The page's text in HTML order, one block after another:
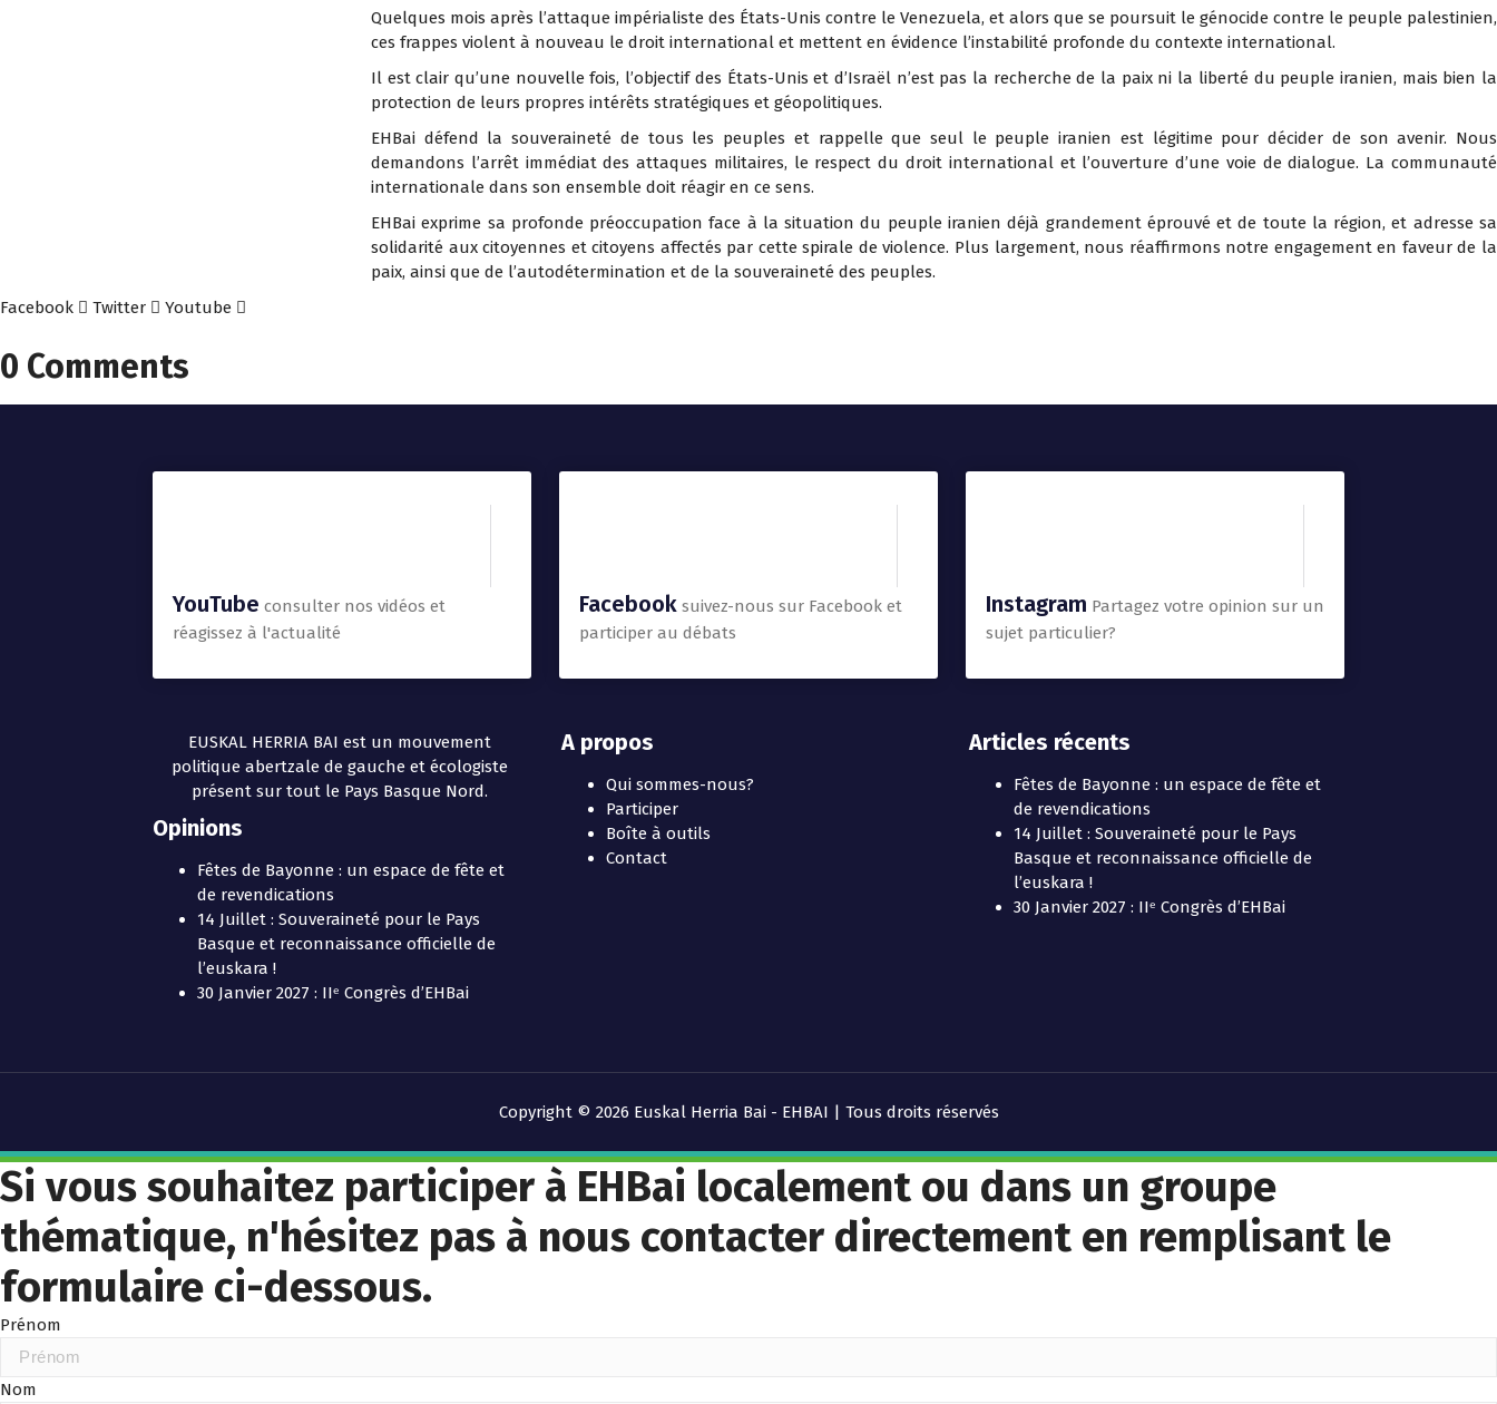
Quelques mois après l’attaque impérialiste des États-Unis contre le Venezuela, et alors que se poursuit le génocide contre le peuple palestinien,
ces frappes violent à nouveau le droit international et mettent en évidence l’instabilité profonde du contexte international.
Il est clair qu’une nouvelle fois, l’objectif des États-Unis et d’Israël n’est pas la recherche de la paix ni la liberté du peuple iranien, mais bien la
protection de leurs propres intérêts stratégiques et géopolitiques.
EHBai défend la souveraineté de tous les peuples et rappelle que seul le peuple iranien est légitime pour décider de son avenir. Nous
demandons l’arrêt immédiat des attaques militaires, le respect du droit international et l’ouverture d’une voie de dialogue. La communauté
internationale dans son ensemble doit réagir en ce sens.
EHBai exprime sa profonde préoccupation face à la situation du peuple iranien déjà grandement éprouvé et de toute la région, et adresse sa
solidarité aux citoyennes et citoyens affectés par cette spirale de violence. Plus largement, nous réaffirmons notre engagement en faveur de la
paix, ainsi que de l’autodétermination et de la souveraineté des peuples.
Facebook
Twitter Youtube
0 Comments
YouTube consulter nos vidéos et
réagissez à l'actualité
Facebook suivez-nous sur Facebook et
participer au débats
Instagram Partagez votre opinion sur un
sujet particulier?
EUSKAL HERRIA BAI est un mouvement
politique abertzale de gauche et écologiste
présent sur tout le Pays Basque Nord.
Opinions
Fêtes de Bayonne : un espace de fête et
de revendications
14 Juillet : Souveraineté pour le Pays
Basque et reconnaissance officielle de
l’euskara !
30 Janvier 2027 : IIᵉ Congrès d’EHBai
A propos
Qui sommes-nous?
Participer
Boîte à outils
Contact
Articles récents
Fêtes de Bayonne : un espace de fête et
de revendications
14 Juillet : Souveraineté pour le Pays
Basque et reconnaissance officielle de
l’euskara !
30 Janvier 2027 : IIᵉ Congrès d’EHBai
Copyright © 2026 Euskal Herria Bai - EHBAI | Tous droits réservés
Si vous souhaitez participer à EHBai localement ou dans un groupe
thématique, n'hésitez pas à nous contacter directement en remplisant le
formulaire ci-dessous.
Prénom
Nom